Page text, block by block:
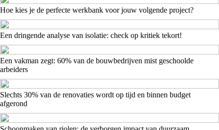
Hoe kies je de perfecte werkbank voor jouw volgende project?
Een dringende analyse van isolatie: check op kritiek tekort!
Een vakman zegt: 60% van de bouwbedrijven mist geschoolde
arbeiders
Slechts 30% van de renovaties wordt op tijd en binnen budget
afgerond